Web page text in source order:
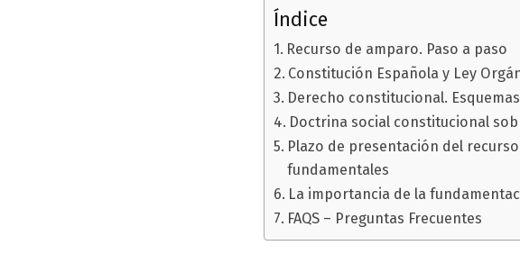
Índice
Recurso de amparo. Paso a paso
Constitución Española y Ley
Derecho constitucional.
Doctrina social constitucional
Plazo de presentación del
fundamentales
La importancia de la
FAQS – Preguntas Frecuentes